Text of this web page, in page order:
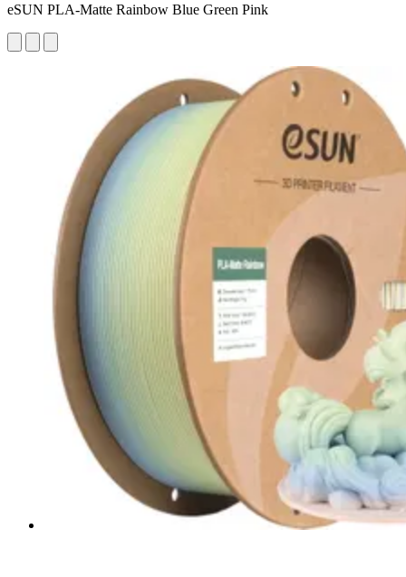
eSUN PLA-Matte Rainbow Blue Green Pink